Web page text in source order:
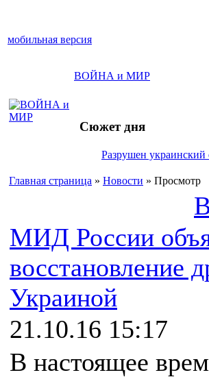
мобильная версия
ВОЙНА и МИР
Сюжет дня
Разрушен украинский
Главная страница » Новости » Просмотр
МИД России
восстановление
Украиной
21.10.16 15:17
В настоящее